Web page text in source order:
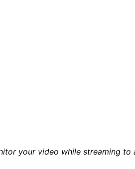
your video while streaming to